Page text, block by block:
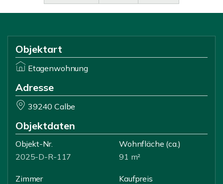
Objektart
Etagenwohnung
Adresse
39240 Calbe
Objektdaten
Objekt-Nr.
2025-D-R-117
Wohnfläche (ca.)
91 m²
Zimmer
Kaufpreis